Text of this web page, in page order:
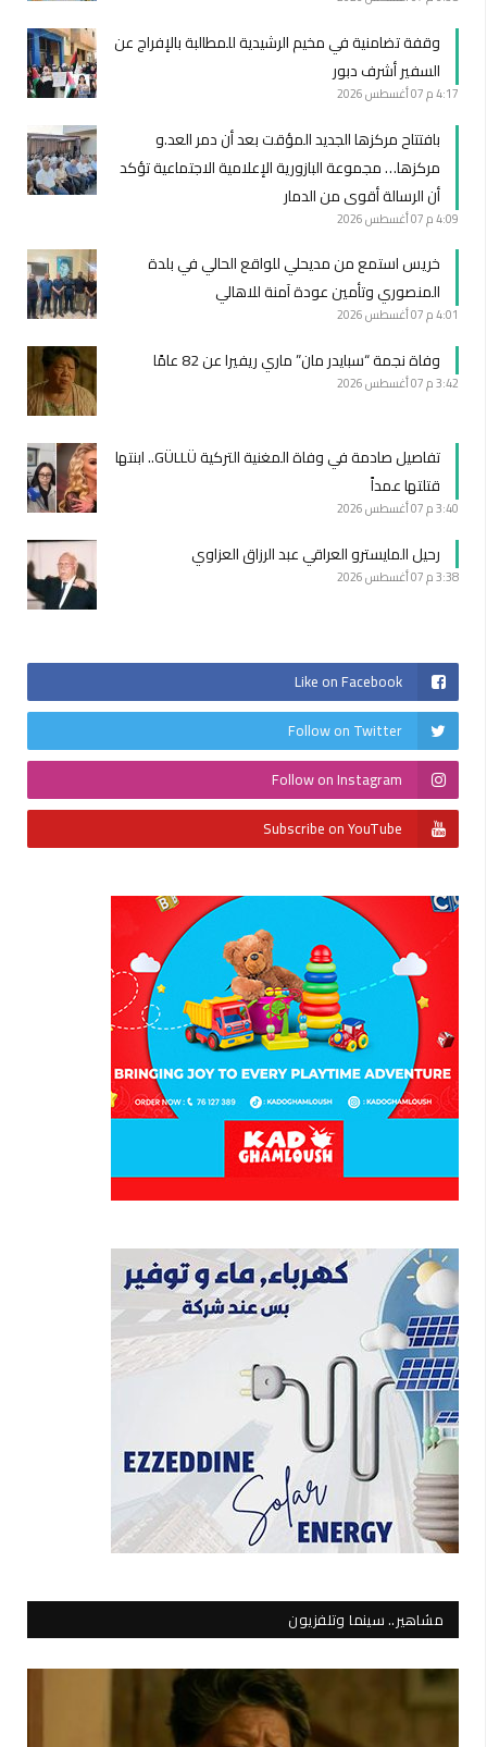
وقفة تضامنية في مخيم الرشيدية للمطالبة بالإفراج عن
السفير أشرف دبور
4:17 م 07 أغسطس 2026
بافتتاح مركزها الجديد المؤقت بعد أن دمر العد.و
مركزها… مجموعة البازورية الإعلامية الاجتماعية تؤكد
أن الرسالة أقوى من الدمار
4:09 م 07 أغسطس 2026
خريس استمع من مديحلي للواقع الحالي في بلدة
المنصوري وتأمين عودة آمنة للاهالي
4:01 م 07 أغسطس 2026
وفاة نجمة “سبايدر مان” ماري ريفيرا عن 82 عامًا
3:42 م 07 أغسطس 2026
تفاصيل صادمة في وفاة المغنية التركية GÜLLÜ.. ابنتها
قتلتها عمداً
3:40 م 07 أغسطس 2026
رحيل المايسترو العراقي عبد الرزاق العزاوي
3:38 م 07 أغسطس 2026
Like on Facebook
Follow on Twitter
Follow on Instagram
Subscribe on YouTube
مشاهير.. سينما وتلفزيون